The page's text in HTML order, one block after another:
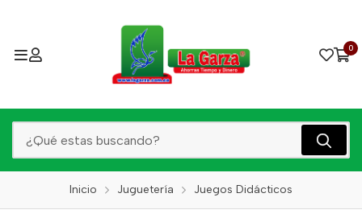
0
Inicio Juguetería Juegos Didácticos